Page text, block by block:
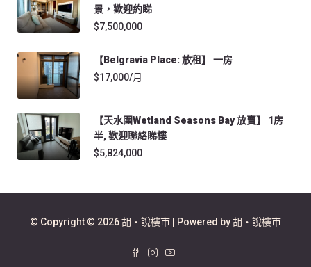
景，歡迎約睇
$7,500,000
【Belgravia Place: 放租】 一房
$17,000/月
【天水圍Wetland Seasons Bay 放賣】 1房
半, 歡迎聯絡睇樓
$5,824,000
© Copyright © 2026 胡‧說樓市 | Powered by 胡‧說樓市